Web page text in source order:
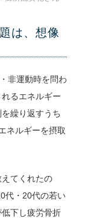
は、想像
非運動時を問わ
るエネルギー
繰り返すうち
ネルギーを摂取
てくれたの
代・20代の若い
下し疲労骨折